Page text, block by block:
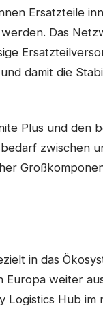
Ersatzteile
Das
damit die
Plus und den
zwischen
in das
Europa weiter
Hub im